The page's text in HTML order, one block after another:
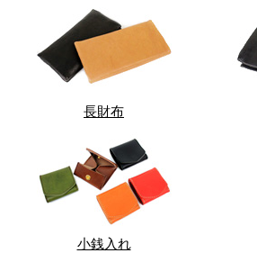
長財布
小銭入れ